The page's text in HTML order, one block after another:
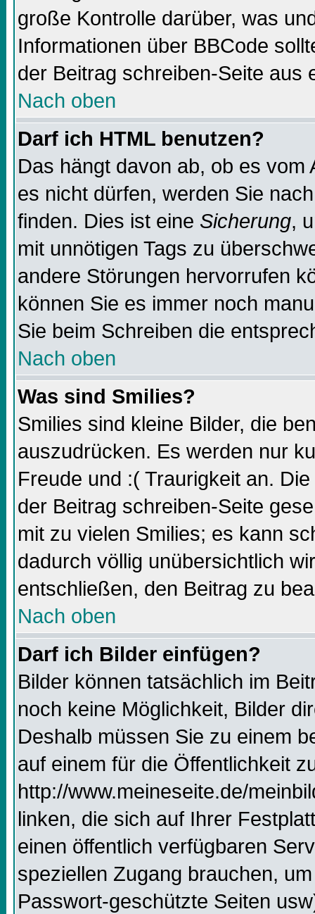
große Kontrolle darüber, was
Informationen über BBCode
der Beitrag schreiben-Seite aus
Nach oben
Darf ich HTML benutzen?
Das hängt davon ab, ob es
es nicht dürfen, werden Sie
finden. Dies ist eine Sicherung,
mit unnötigen Tags zu
andere Störungen hervorrufen
können Sie es immer noch
Sie beim Schreiben die
Nach oben
Was sind Smilies?
Smilies sind kleine Bilder, die
auszudrücken. Es werden nur
Freude und :( Traurigkeit an.
der Beitrag schreiben-Seite
mit zu vielen Smilies; es kann
dadurch völlig unübersichtlich
entschließen, den Beitrag zu
Nach oben
Darf ich Bilder einfügen?
Bilder können tatsächlich im
noch keine Möglichkeit, Bilder
Deshalb müssen Sie zu einem
auf einem für die Öffentlichkeit
http://www.meineseite.de/
linken, die sich auf Ihrer
einen öffentlich verfügbaren
speziellen Zugang brauchen,
Passwort-geschützte Seiten